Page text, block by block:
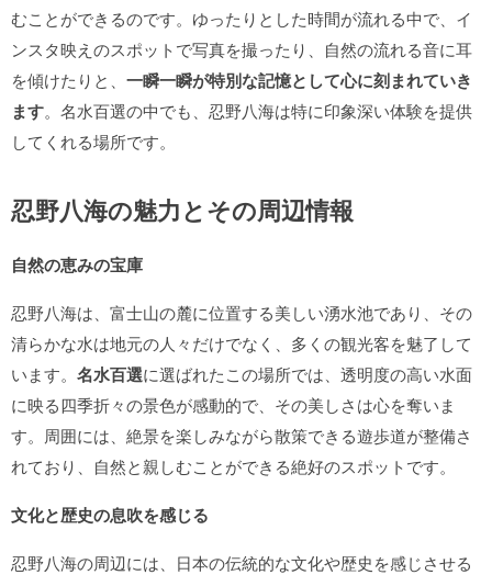
むことができるのです。ゆったりとした時間が流れる中で、イ
ンスタ映えのスポットで写真を撮ったり、自然の流れる音に耳
を傾けたりと、 一瞬一瞬が特別な記憶として心に刻まれていき
ます。名水百選の中でも、忍野八海は特に印象深い体験を提供
してくれる場所です。
忍野八海の魅力とその周辺情報
自然の恵みの宝庫
忍野八海は、富士山の麓に位置する美しい湧水池であり、その
清らかな水は地元の人々だけでなく、多くの観光客を魅了して
います。 名水百選に選ばれたこの場所では、透明度の高い水面
に映る四季折々の景色が感動的で、その美しさは心を奪いま
す。周囲には、絶景を楽しみながら散策できる遊歩道が整備さ
れており、自然と親しむことができる絶好のスポットです。
文化と歴史の息吹を感じる
忍野八海の周辺には、日本の伝統的な文化や歴史を感じさせる